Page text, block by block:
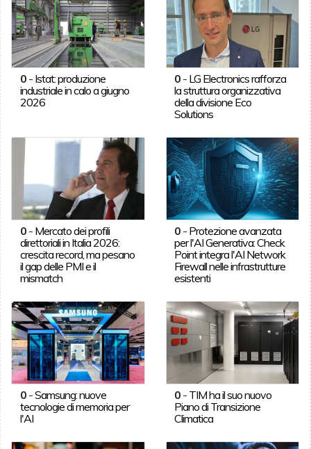
0- Istat: produzione
industriale in calo a giugno
2026
0 - LG Electronics rafforza
la struttura organizzativa
della divisione Eco
Solutions
0- Mercato dei profili
direttoriali in Italia 2026:
crescita record, ma pesano
il gap delle PMI e il
mismatch
0 - Protezione avanzata
per l'AI Generativa: Check
Point integra l'AI Network
Firewall nelle infrastrutture
esistenti
0-Samsung: nuove
tecnologie di memoria per
l'AI
0 - TIM ha il suo nuovo
Piano di Transizione
Climatica